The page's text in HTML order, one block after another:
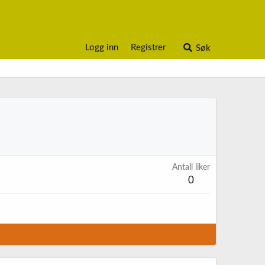
Logg inn Registrer Søk
Antall liker
0